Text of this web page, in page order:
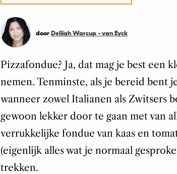
door Delilah Warcup - van Eyck
Pizzafondue? Ja, dat mag je best een
nemen. Tenminste, als je bereid bent
wanneer zowel Italianen als Zwitsers
gewoon lekker door te gaan met van
verrukkelijke fondue van kaas en
(eigenlijk alles wat je normaal
trekken.